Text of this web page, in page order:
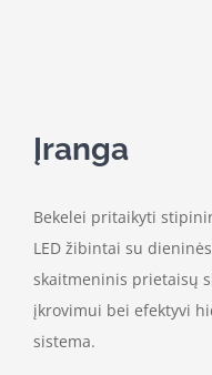
Įranga
Bekelei pritaikyti
LED žibintai su
skaitmeninis prietaisų
įkrovimui bei efektyvi
sistema.